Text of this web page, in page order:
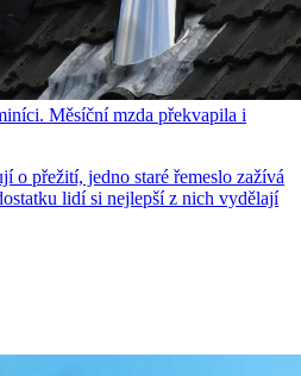
Měsíční mzda překvapila i
o přežití, jedno staré řemeslo zažívá
lidí si nejlepší z nich vydělají